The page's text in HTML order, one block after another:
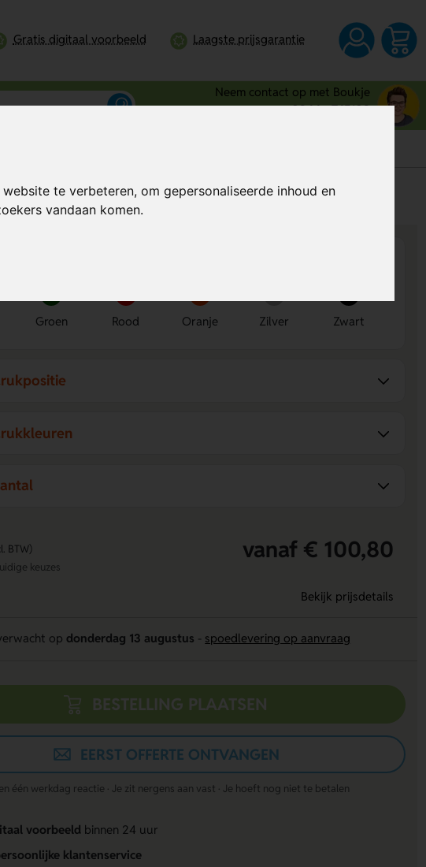
te verbeteren, om gepersonaliseerde inhoud en
vandaan komen.
Gratis digitaal voorbeeld Laagste prijsgarantie
Neem contact op met Boukje
0344 - 745109
prijs Al vanaf€ 0,35 per stuk (excl. BTW)
Groen Rood Oranje Zilver Zwart
BTW) vanaf € 100,80
keuzes
Bekijk prijsdetails
op donderdag 13 augustus spoedlevering op aanvraag
BESTELLING PLAATSEN
EERST OFFERTE ONTVANGEN
één werkdag reactie · Je zit nergens aan vast · Je hoeft nog niet te betalen
voorbeeldbinnen 24 uur
klantenservice